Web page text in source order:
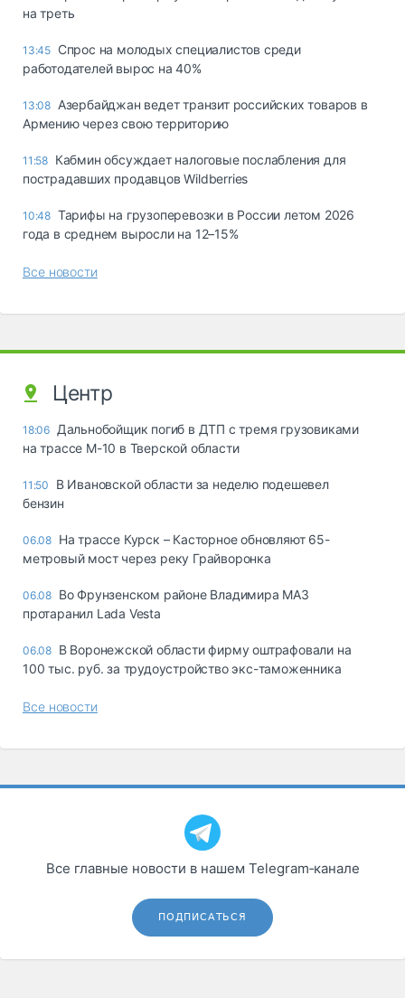
на треть
13:45 Спрос на молодых специалистов среди
работодателей вырос на 40%
13:08 Азербайджан ведет транзит российских товаров в
Армению через свою территорию
11:58 Кабмин обсуждает налоговые послабления для
пострадавших продавцов Wildberries
10:48 Тарифы на грузоперевозки в России летом 2026
года в среднем выросли на 12–15%
Все новости
Центр
18:06 Дальнобойщик погиб в ДТП с тремя грузовиками
на трассе М-10 в Тверской области
11:50
В Ивановской области за неделю подешевел
бензин
06.08 На трассе Курск – Касторное обновляют 65-
метровый мост через реку Грайворонка
06.08 Во Фрунзенском районе Владимира МАЗ
протаранил Lada Vesta
06.08 В Воронежской области фирму оштрафовали на
100 тыс. руб. за трудоустройство экс-таможенника
Все новости
Все главные новости в нашем Telegram‑канале
ПОДПИСАТЬСЯ